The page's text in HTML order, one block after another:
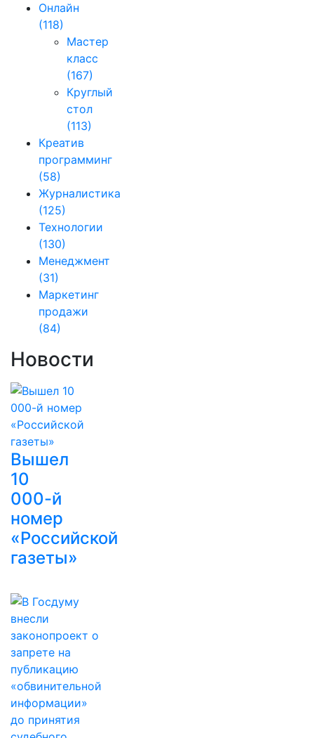
Онлайн
(118)
Мастер
класс
(167)
Круглый
стол
(113)
Креатив
программинг
(58)
Журналистика
(125)
Технологии
(130)
Менеджмент
(31)
Маркетинг
продажи
(84)
Новости
Вышел
10
000-й
номер
«Российской
газеты»